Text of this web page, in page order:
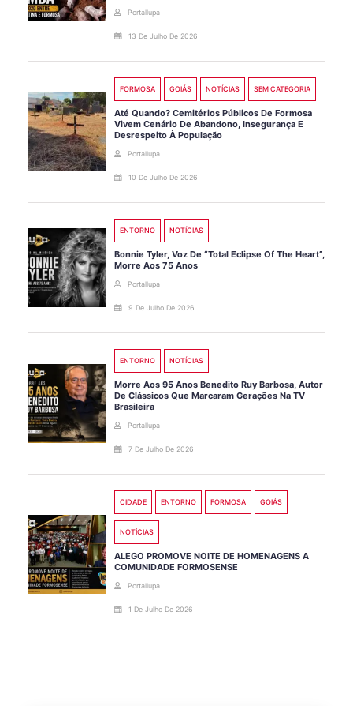
Portallupa
13 De Julho De 2026
FORMOSA GOIÁS NOTÍCIAS SEM CATEGORIA
Até Quando? Cemitérios Públicos De Formosa
Vivem Cenário De Abandono, Insegurança E
Desrespeito À População
Portallupa
10 De Julho De 2026
ENTORNO NOTÍCIAS
Bonnie Tyler, Voz De “Total Eclipse Of The Heart”,
Morre Aos 75 Anos
Portallupa
9 De Julho De 2026
ENTORNO NOTÍCIAS
Morre Aos 95 Anos Benedito Ruy Barbosa, Autor
De Clássicos Que Marcaram Gerações Na TV
Brasileira
Portallupa
7 De Julho De 2026
CIDADE ENTORNO FORMOSA GOIÁS
NOTÍCIAS
ALEGO PROMOVE NOITE DE HOMENAGENS A
COMUNIDADE FORMOSENSE
Portallupa
1 De Julho De 2026